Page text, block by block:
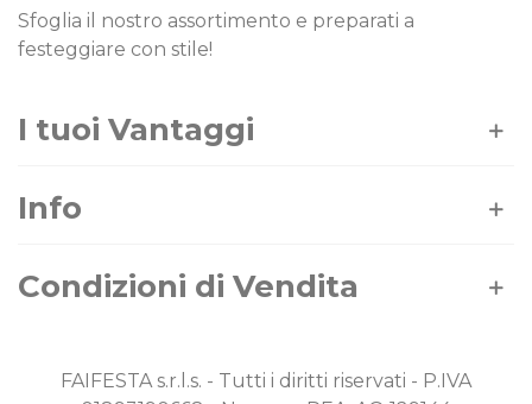
Sfoglia il nostro assortimento e preparati a
festeggiare con stile!
I tuoi Vantaggi
Info
Condizioni di Vendita
FAIFESTA s.r.l.s. - Tutti i diritti riservati - P.IVA